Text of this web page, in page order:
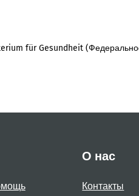
für Gesundheit
О нас
Контакты